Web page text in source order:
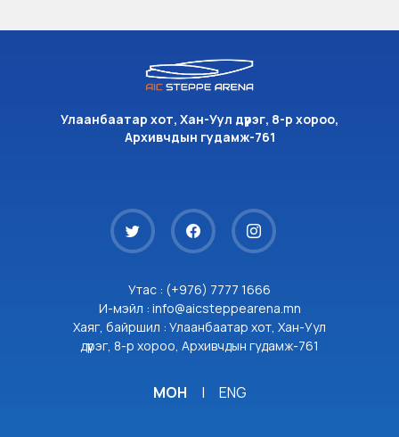
Улаанбаатар хот, Хан-Уул дүүрэг, 8-р хороо,
Архивчдын гудамж-761
Утас : (+976) 7777 1666
И-мэйл : info@aicsteppearena.mn
Хаяг, байршил : Улаанбаатар хот, Хан-Уул
дүүрэг, 8-р хороо, Архивчдын гудамж-761
МОН | ENG